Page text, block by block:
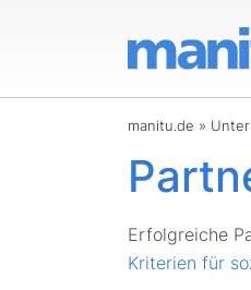
manitu.de »
Erfolgreiche
Kriterien für